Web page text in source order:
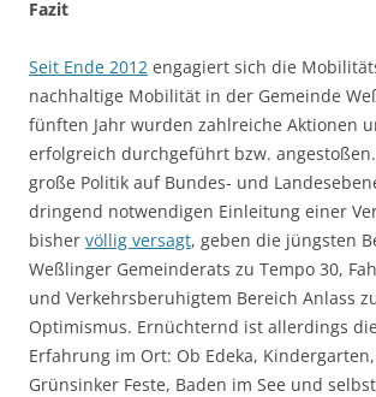
Fazit
Seit Ende 2012 engagiert sich die
nachhaltige Mobilität in der Gemeinde
fünften Jahr wurden zahlreiche Aktionen
erfolgreich durchgeführt bzw.
große Politik auf Bundes- und
dringend notwendigen Einleitung einer
bisher völlig versagt, geben die jüngsten
Weßlinger Gemeinderats zu Tempo 30,
und Verkehrsberuhigtem Bereich Anlass
Optimismus. Ernüchternd ist allerdings
Erfahrung im Ort: Ob Edeka,
Grünsinker Feste, Baden im See und